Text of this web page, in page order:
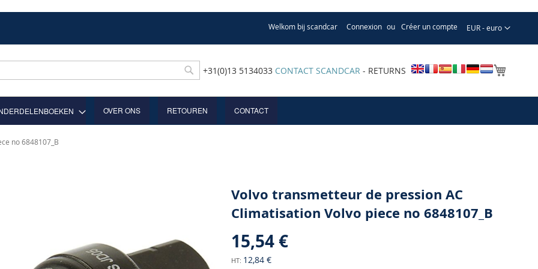
Devise
EUR - euro
Welkom bij scandcar Connexion Créer un compte
+31(0)13 5134033 CONTACT SCANDCAR - RETURNS
OVER ONS RETOUREN CONTACT
no 6848107_B
Volvo transmetteur de pression AC
Climatisation Volvo piece no 6848107_B
15,54 €
12,84 €